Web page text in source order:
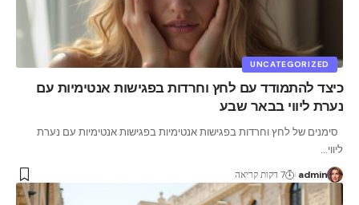
UNCATEGORIZED
כיצד להתמודד עם לחץ וחרדות בפגישות אנטימיות עם
נערת ליווי בבאר שבע
סימנים של לחץ וחרדות בפגישות אנטימיות בפגישות אנטימיות עם נערת
ליווי…
admin 7 דקות קריאה